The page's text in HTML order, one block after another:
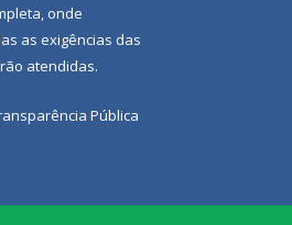
onde
as exigências das
atendidas.
Pública